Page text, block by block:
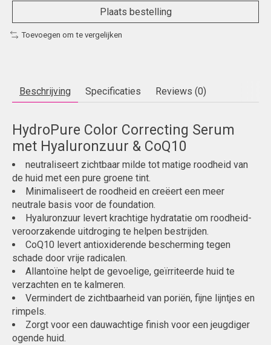
Plaats bestelling
Toevoegen om te vergelijken
Beschrijving Specificaties Reviews (0)
HydroPure Color Correcting Serum
met Hyaluronzuur & CoQ10
neutraliseert zichtbaar milde tot matige roodheid van
de huid met een pure groene tint.
Minimaliseert de roodheid en creëert een meer
neutrale basis voor de foundation.
Hyaluronzuur levert krachtige hydratatie om roodheid-
veroorzakende uitdroging te helpen bestrijden.
CoQ10 levert antioxiderende bescherming tegen
schade door vrije radicalen.
Allantoïne helpt de gevoelige, geïrriteerde huid te
verzachten en te kalmeren.
Vermindert de zichtbaarheid van poriën, fijne lijntjes en
rimpels.
Zorgt voor een dauwachtige finish voor een jeugdiger
ogende huid.